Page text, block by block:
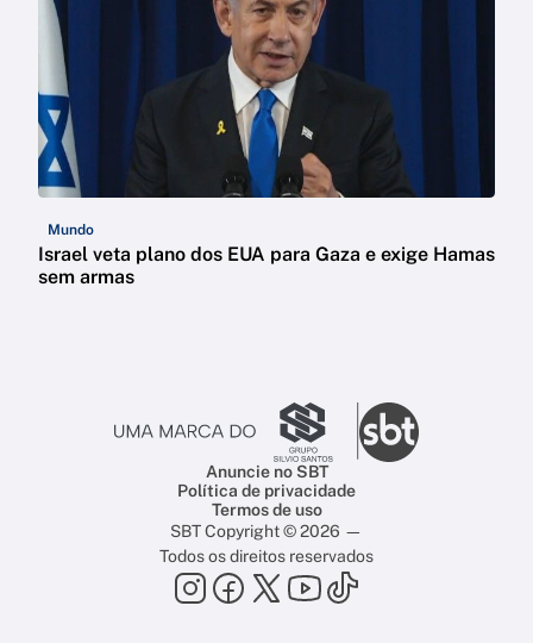
Mundo
Israel veta plano dos EUA para Gaza e exige Hamas
sem armas
Anuncie no SBT
Política de privacidade
Termos de uso
SBT Copyright © 2026 —
Todos os direitos reservados